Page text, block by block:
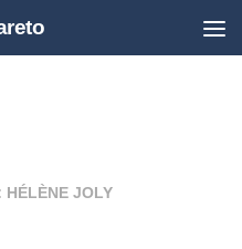
HÉLÈNE JOLY